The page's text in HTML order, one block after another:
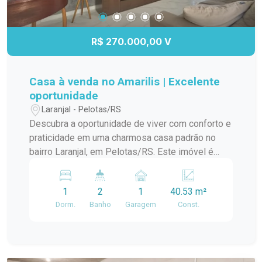
R$ 270.000,00 V
Casa à venda no Amarilis | Excelente
oportunidade
Laranjal - Pelotas/RS
Descubra a oportunidade de viver com conforto e
praticidade em uma charmosa casa padrão no
bairro Laranjal, em Pelotas/RS. Este imóvel é
bem localizado. A casa conta com amplos
ambientes, proporcionando uma ótima circulação
e iluminação natural. A sala de estar é perfeita
1
Dorm.
2
Banho
1
Garagem
40.53 m²
Const.